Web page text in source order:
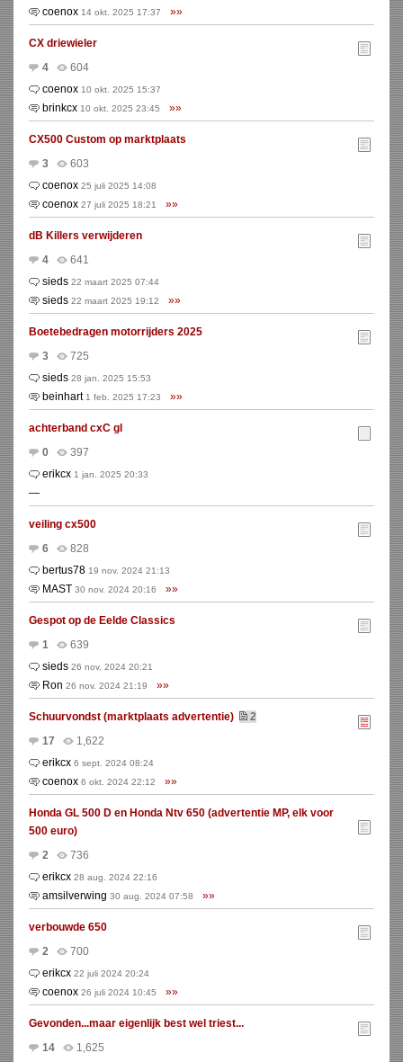
coenox 14 okt. 2025 17:37 »»
CX driewieler
4
604
coenox 10 okt. 2025 15:37
brinkcx 10 okt. 2025 23:45 »»
CX500 Custom op marktplaats
3
603
coenox 25 juli 2025 14:08
coenox 27 juli 2025 18:21 »»
dB Killers verwijderen
4
641
sieds 22 maart 2025 07:44
sieds 22 maart 2025 19:12 »»
Boetebedragen motorrijders 2025
3
725
sieds 28 jan. 2025 15:53
beinhart 1 feb. 2025 17:23 »»
achterband cxC gl
0
397
erikcx 1 jan. 2025 20:33
—
veiling cx500
6
828
bertus78 19 nov. 2024 21:13
MAST 30 nov. 2024 20:16 »»
Gespot op de Eelde Classics
1
639
sieds 26 nov. 2024 20:21
Ron 26 nov. 2024 21:19 »»
Schuurvondst (marktplaats advertentie)
2
17
1,622
erikcx 6 sept. 2024 08:24
coenox 6 okt. 2024 22:12 »»
Honda GL 500 D en Honda Ntv 650 (advertentie MP, elk voor
500 euro)
2
736
erikcx 28 aug. 2024 22:16
amsilverwing 30 aug. 2024 07:58 »»
verbouwde 650
2
700
erikcx 22 juli 2024 20:24
coenox 26 juli 2024 10:45 »»
Gevonden...maar eigenlijk best wel triest...
14
1,625